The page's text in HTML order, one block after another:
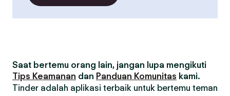
Saat bertemu orang lain, jangan lupa mengikuti
Tips Keamanan dan Panduan Komunitas kami.
Tinder adalah aplikasi terbaik untuk bertemu teman